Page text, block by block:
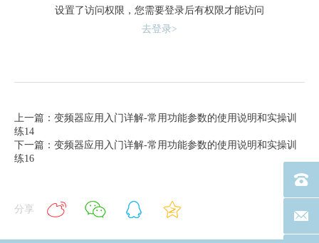
设置了访问权限，您需要登录后有权限才能访问
去登录>
上一篇：变频器应用入门详解-常用功能参数的使用说明和实操训
练14
下一篇：变频器应用入门详解-常用功能参数的使用说明和实操训
练16
分享
电话
联系